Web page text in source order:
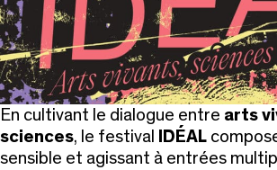
En cultivant le dialogue entre arts
sciences, le festival IDÉAL
sensible et agissant à entrées